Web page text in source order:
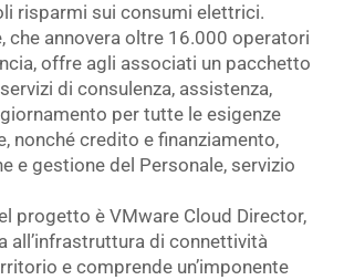
risparmi sui consumi elettrici.
che annovera oltre 16.000 operatori
offre agli associati un pacchetto
di consulenza, assistenza,
per tutte le esigenze
nonché credito e finanziamento,
e gestione del Personale, servizio
progetto è VMware Cloud Director,
all’infrastruttura di connettività
e comprende un’imponente